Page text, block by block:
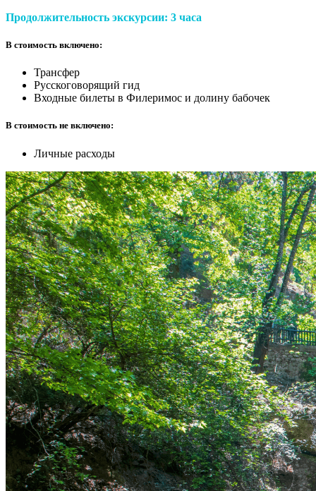
Продолжительность экскурсии: 3 часа
В стоимость включено:
Трансфер
Русскоговорящий гид
Входные билеты в Филеримос и долину бабочек
В стоимость не включено:
Личные расходы